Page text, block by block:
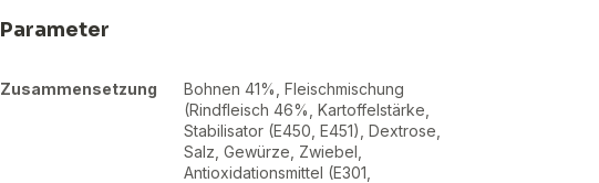
Parameter
Zusammensetzung
Bohnen 41%, Fleischmischung
(Rindfleisch 46%, Kartoffelstärke,
Stabilisator (E450, E451), Dextrose,
Salz, Gewürze, Zwiebel,
Antioxidationsmittel (E301,